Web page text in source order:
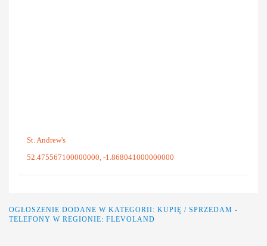
St. Andrew's
52.475567100000000, -1.868041000000000
OGŁOSZENIE DODANE W KATEGORII: KUPIĘ / SPRZEDAM -
TELEFONY W REGIONIE: FLEVOLAND